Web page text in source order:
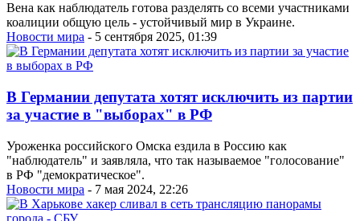
Вена как наблюдатель готова разделять со всеми участниками
коалиции общую цель - устойчивый мир в Украине.
Новости мира - 5 сентября 2025, 01:39
В Германии депутата хотят исключить из партии
за участие в "выборах" в РФ
Уроженка российского Омска ездила в Россию как
"наблюдатель" и заявляла, что так называемое "голосование"
в РФ "демократическое".
Новости мира - 7 мая 2024, 22:26